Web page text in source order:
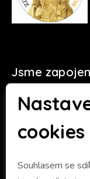
cookies
Souhlasem se
Jsme